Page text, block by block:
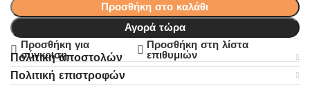
Προσθήκη στο καλάθι
Αγορά τώρα
Προσθήκη για
σύγκριση
Προσθήκη στη λίστα
επιθυμιών
Πολιτική αποστολών
Πολιτική επιστροφών